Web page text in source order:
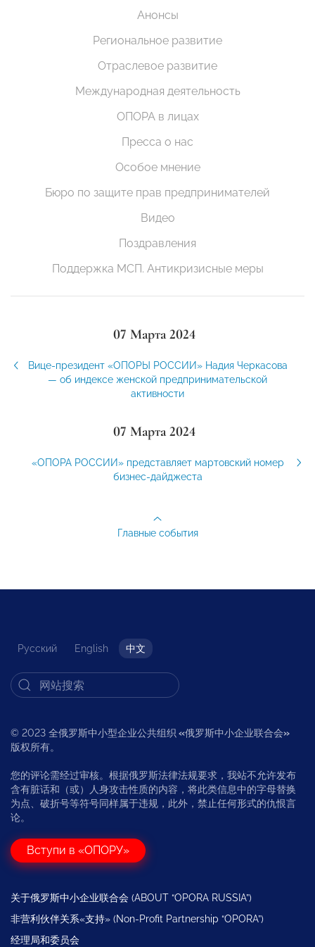
Анонсы
Региональное развитие
Отраслевое развитие
Международная деятельность
ОПОРА в лицах
Пресса о нас
Особое мнение
Бюро по защите прав предпринимателей
Видео
Поздравления
Поддержка МСП. Антикризисные меры
07 Марта 2024
Вице-президент «ОПОРЫ РОССИИ» Надия Черкасова
— об индексе женской предпринимательской
активности
07 Марта 2024
«ОПОРА РОССИИ» представляет мартовский номер
бизнес-дайджеста
Главные события
Русский English 中文
© 2023 全俄罗斯中小型企业公共组织 «俄罗斯中小企业联合会»
版权所有。
您的评论需经过审核。根据俄罗斯法律法规要求，我站不允许发布
含有脏话和（或）人身攻击性质的内容，将此类信息中的字母替换
为点、破折号等符号同样属于违规，此外，禁止任何形式的仇恨言
论。
Вступи в «ОПОРУ»
关于俄罗斯中小企业联合会 (ABOUT “OPORA RUSSIA”)
非营利伙伴关系«支持» (Non-Profit Partnership “OPORA”)
经理局和委员会